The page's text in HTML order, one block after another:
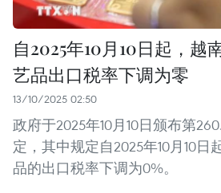
自2025年10月10日起，越
艺品出口税率下调为零
13/10/2025 02:50
政府于2025年10月10日颁布第
定，其中规定自2025年10月10日
品的出口税率下调为0%。